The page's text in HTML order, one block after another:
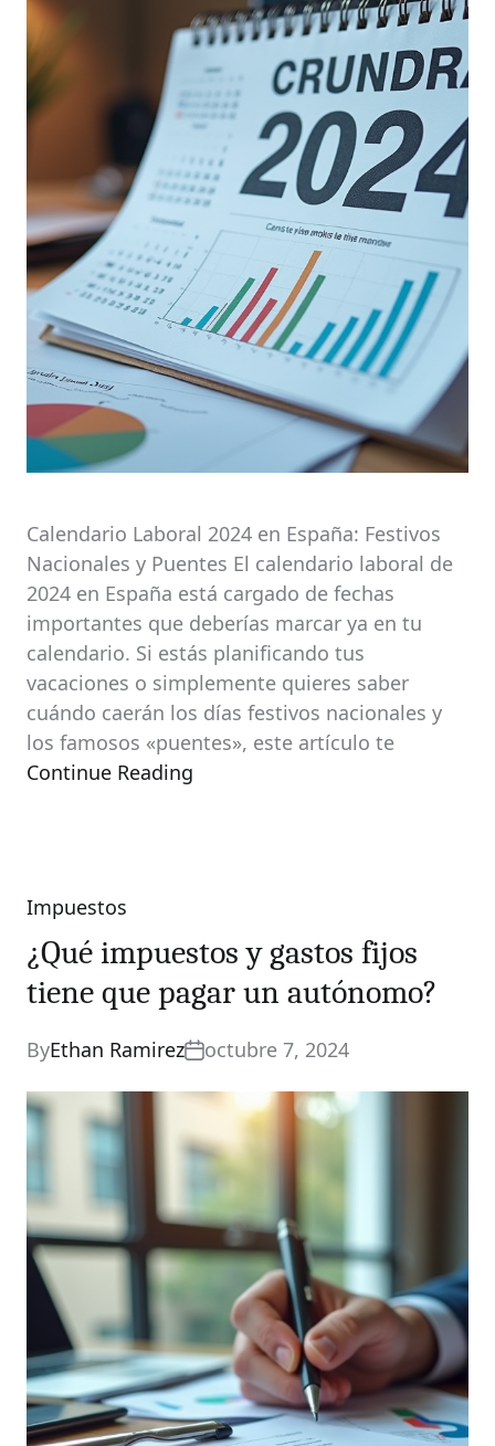
Calendario Laboral 2024 en España: Festivos
Nacionales y Puentes El calendario laboral de
2024 en España está cargado de fechas
importantes que deberías marcar ya en tu
calendario. Si estás planificando tus
vacaciones o simplemente quieres saber
cuándo caerán los días festivos nacionales y
los famosos «puentes», este artículo te
Continue Reading
Categories
Impuestos
¿Qué impuestos y gastos fijos
tiene que pagar un autónomo?
ByEthan Ramirez octubre 7, 2024